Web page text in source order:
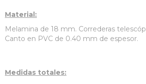
Material:
Melamina de 18 mm. Correderas
Canto en PVC de 0.40 mm de espesor.
Medidas totales: